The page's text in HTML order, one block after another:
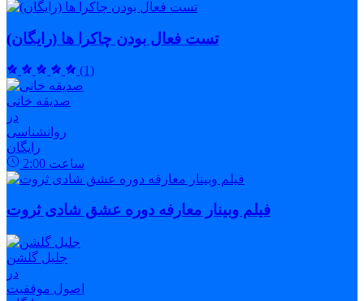
تست فعال بودن چاکرا ها (رایگان)
(1)
صدیقه خانی
در
روانشناسی
رایگان
2:00 ساعت
فیلم وبینار معارفه دوره عشق شادی ثروت
جلیل گلشن
در
اصول موفقیت